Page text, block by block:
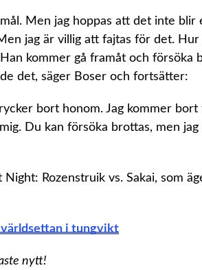
Men jag hoppas att det inte blir
jag är villig att fajtas för det.
kommer gå framåt och försöka
det, säger Boser och fortsätter:
bort honom. Jag kommer bort
Du kan försöka brottas, men
Rozenstruik vs. Sakai, som
i tungvikt
nytt!